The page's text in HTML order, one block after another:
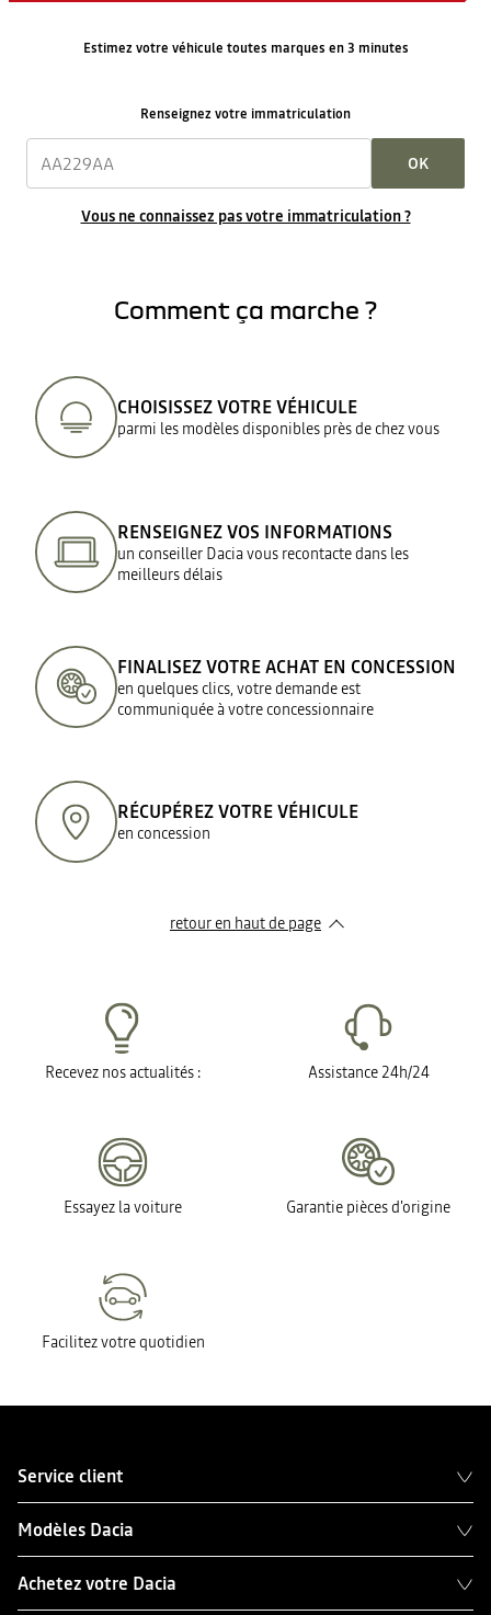
Estimez votre véhicule toutes marques en 3 minutes
Renseignez votre immatriculation
OK
Vous ne connaissez pas votre immatriculation ?
Comment ça marche ?
CHOISISSEZ VOTRE VÉHICULE
parmi les modèles disponibles près de chez vous
RENSEIGNEZ VOS INFORMATIONS
un conseiller Dacia vous recontacte dans les
meilleurs délais
FINALISEZ VOTRE ACHAT EN CONCESSION
en quelques clics, votre demande est
communiquée à votre concessionnaire
RÉCUPÉREZ VOTRE VÉHICULE
en concession
retour en haut de page​
Recevez nos actualités : Assistance 24h/24
Essayez la voiture Garantie pièces d'origine
Facilitez votre quotidien
Service client
Modèles Dacia
Achetez votre Dacia